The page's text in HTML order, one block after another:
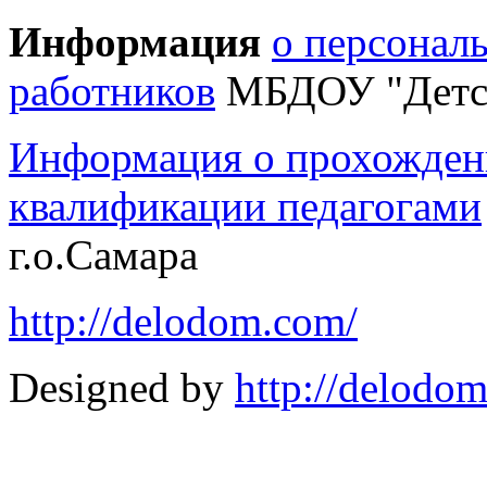
Информация о
работников МБДОУ
Информация о
квалификации педагогами
г.о.Самара
http://delodom.com/
Designed by http://